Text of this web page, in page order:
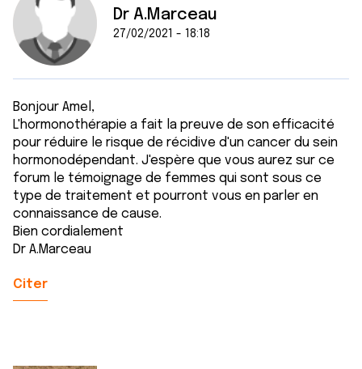
Dr A.Marceau
27/02/2021 - 18:18
Bonjour Amel,
L'hormonothérapie a fait la preuve de son efficacité
pour réduire le risque de récidive d'un cancer du sein
hormonodépendant. J'espère que vous aurez sur ce
forum le témoignage de femmes qui sont sous ce
type de traitement et pourront vous en parler en
connaissance de cause.
Bien cordialement
Dr A.Marceau
Citer